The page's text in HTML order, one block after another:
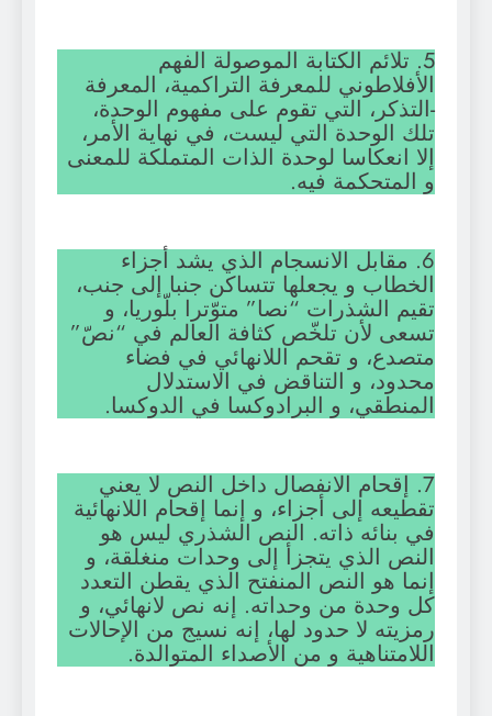
5. تلائم الكتابة الموصولة الفهم
الأفلاطوني للمعرفة التراكمية، المعرفة
-التذكر، التي تقوم على مفهوم الوحدة،
تلك الوحدة التي ليست، في نهاية الأمر،
إلا انعكاسا لوحدة الذات المتملكة للمعنى
و المتحكمة فيه.
6. مقابل الانسجام الذي يشد أجزاء
الخطاب و يجعلها تتساكن جنبا إلى جنب،
تقيم الشذرات “نصا” متوّترا بلّوريا، و
تسعى لأن تلخّص كثافة العالم في “نصّ”
متصدع، و تقحم اللانهائي في فضاء
محدود، و التناقض في الاستدلال
المنطقي، و البرادوكسا في الدوكسا.
7. إقحام الانفصال داخل النص لا يعني
تقطيعه إلى أجزاء، و إنما إقحام اللانهائية
في بنائه ذاته. النص الشذري ليس هو
النص الذي يتجزأ إلى وحدات منغلقة، و
إنما هو النص المنفتح الذي يقطن التعدد
كل وحدة من وحداته. إنه نص لانهائي، و
رمزيته لا حدود لها، إنه نسيج من الإحالات
اللامتناهية و من الأصداء المتوالدة.